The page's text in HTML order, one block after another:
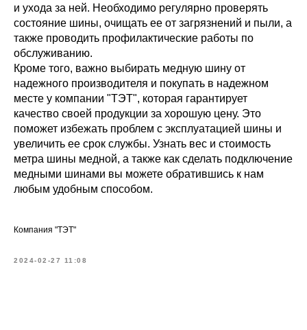
и ухода за ней. Необходимо регулярно проверять
состояние шины, очищать ее от загрязнений и пыли, а
также проводить профилактические работы по
обслуживанию.
Кроме того, важно выбирать медную шину от
надежного производителя и покупать в надежном
месте у компании "ТЭТ", которая гарантирует
качество своей продукции за хорошую цену. Это
поможет избежать проблем с эксплуатацией шины и
увеличить ее срок службы. Узнать вес и стоимость
метра шины медной, а также как сделать подключение
медными шинами вы можете обратившись к нам
любым удобным способом.
Компания "ТЭТ"
2024-02-27 11:08